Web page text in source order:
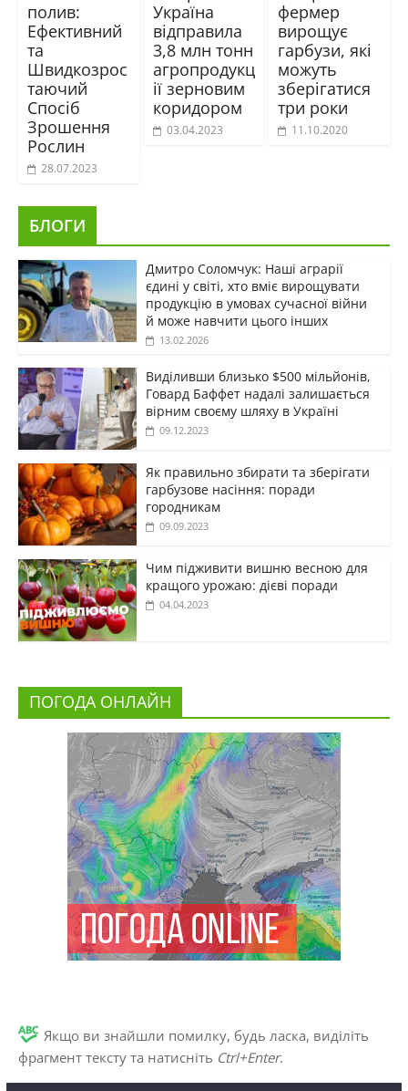
полив:
Ефективний
та
Швидкозрос
таючий
Спосіб
Зрошення
Рослин
28.07.2023
Україна
відправила
3,8 млн тонн
агропродукц
ії зерновим
коридором
03.04.2023
фермер
вирощує
гарбузи, які
можуть
зберігатися
три роки
11.10.2020
БЛОГИ
Дмитро Соломчук: Наші аграрії
єдині у світі, хто вміє вирощувати
продукцію в умовах сучасної війни
й може навчити цього інших
13.02.2026
Виділивши близько $500 мільйонів,
Говард Баффет надалі залишається
вірним своєму шляху в Україні
09.12.2023
Як правильно збирати та зберігати
гарбузове насіння: поради
городникам
09.09.2023
Чим підживити вишню весною для
кращого урожаю: дієві поради
04.04.2023
ПОГОДА ОНЛАЙН
Якщо ви знайшли помилку, будь ласка, виділіть
фрагмент тексту та натисніть Ctrl+Enter.